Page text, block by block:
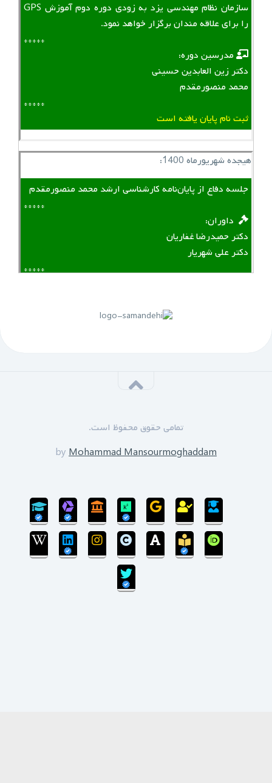
سازمان نظام مهندسی یزد به زودی دوره دوم آموزش GPS
را برای علاقه مندان برگزار خواهد نمود.
*****
‌ ‌ مدرسین دوره:
دکتر زین العابدین حسینی
محمد منصورمقدم
*****
ثبت نام پایان یافته است
هیجده شهریورماه 1400:
جلسه دفاع از پایان‌نامه کارشناسی ارشد محمد منصورمقدم
*****
‌ ‌ داوران:
دکتر حمیدرضا غفاریان
دکتر علی شهریار
*****
محمد منصورمقدم
سی‌ام‌ شهریورماه 1399:
بروزرسانی سایت پایان یافته است و سایت در مرحله
انتقال پایگاه داده می‌باشد.
تمامی حقوق محفوظ است.
by Mohammad Mansourmoghaddam